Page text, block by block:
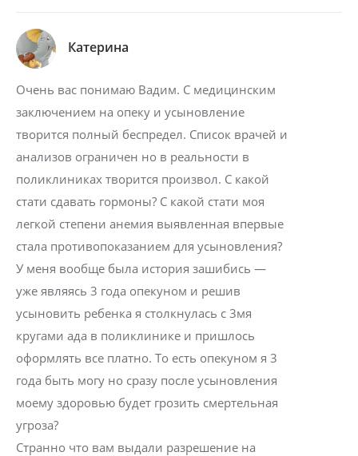
Катерина
Очень вас понимаю Вадим. С медицинским
заключением на опеку и усыновление
творится полный беспредел. Список врачей и
анализов ограничен но в реальности в
поликлиниках творится произвол. С какой
стати сдавать гормоны? С какой стати моя
легкой степени анемия выявленная впервые
стала противопоказанием для усыновления?
У меня вообще была история зашибись —
уже являясь 3 года опекуном и решив
усыновить ребенка я столкнулась с 3мя
кругами ада в поликлинике и пришлось
оформлять все платно. То есть опекуном я 3
года быть могу но сразу после усыновления
моему здоровью будет грозить смертельная
угроза?
Странно что вам выдали разрешение на